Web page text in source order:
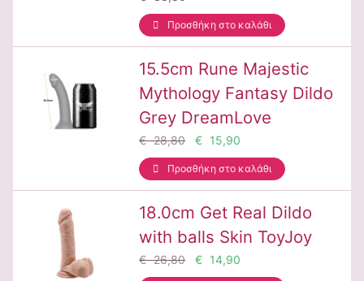
Προσθήκη στο καλάθι
15.5cm Rune Majestic
Mythology Fantasy Dildo
Grey DreamLove
€ 28,80 € 15,90
Προσθήκη στο καλάθι
18.0cm Get Real Dildo
with balls Skin ToyJoy
€ 26,80 € 14,90